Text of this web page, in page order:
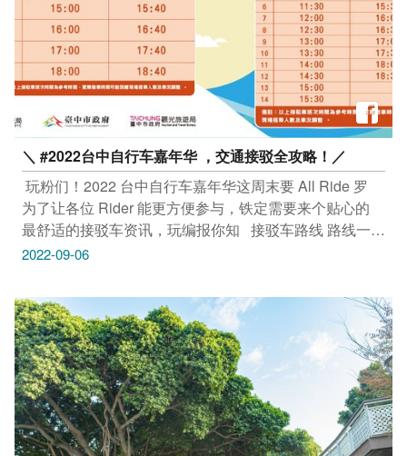
＼ #2022台中自行车嘉年华 ，交通接驳​全攻略！／
​ 玩粉们！2022 台中自行车嘉年华这周末要 All Ride 罗​
为了让各位 Rider 能更方便参与，铁定需要来个贴心的​ ​
最舒适的接驳车资讯，玩编报你知 ​ ​ 接驳车路线​ 路线一​
丰原火车站(站前五都大饭店旁)→往东势客家文化园区​
路线二​ 丰原火车站(站前五都大饭店旁)-后里马场(往返)​
路线三​ 后里马场→东势客家文化园区​ ​ ⬇ 班次时刻表参考
下方图片唷⬇​ ※接驳车班次时间为参考时间，实际发车时
间可能因应现场搭乘人数及路况调整。​ ​ 还没报名吗？​ 想
和玩编一起 All Ride吗？​ 快上台中观光旅游网查询：
https://reurl.cc/MN3xym ________________ #安心旅游
首选台中 #勤洗手 #戴口罩
2022-09-06